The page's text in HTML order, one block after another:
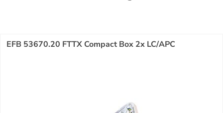
EFB 53670.20 FTTX Compact Box 2x LC/APC